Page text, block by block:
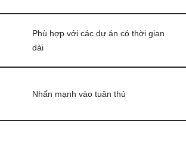
Phù hợp với các dự án có thời gian
dài
Nhấn mạnh vào tuân thủ